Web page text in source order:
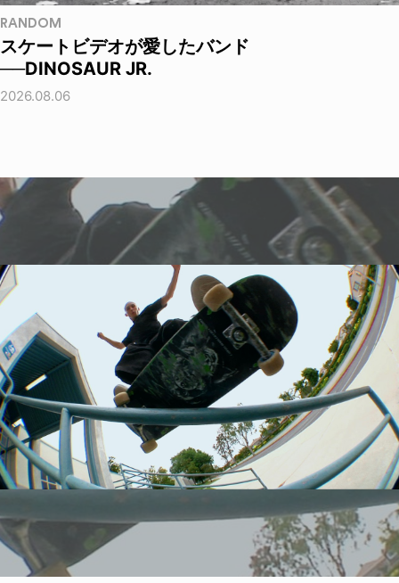
RANDOM
スケートビデオが愛したバンド
──DINOSAUR JR.
2026.08.06